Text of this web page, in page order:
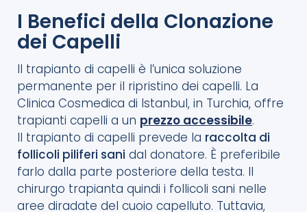
I Benefici della Clonazione
dei Capelli
Il trapianto di capelli è l’unica soluzione
permanente per il ripristino dei capelli. La
Clinica Cosmedica di Istanbul, in Turchia, offre
trapianti capelli a un prezzo accessibile.
Il trapianto di capelli prevede la raccolta di
follicoli piliferi sani dal donatore. È preferibile
farlo dalla parte posteriore della testa. Il
chirurgo trapianta quindi i follicoli sani nelle
aree diradate del cuoio capelluto. Tuttavia,